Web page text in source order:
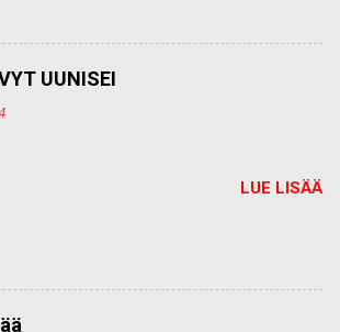
UUNISEI
LUE LISÄÄ